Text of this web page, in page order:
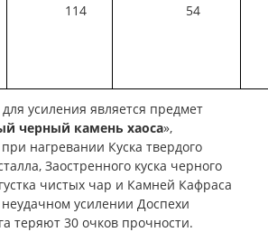
114 54
усиления является предмет
черный камень хаоса»,
нагревании Куска твердого
Заостренного куска черного
чистых чар и Камней Кафраса
усилении Доспехи
теряют 30 очков прочности.